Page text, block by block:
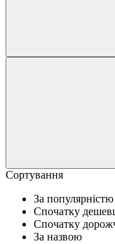
Сортування
За популярністю
Спочатку
Спочатку
За назвою